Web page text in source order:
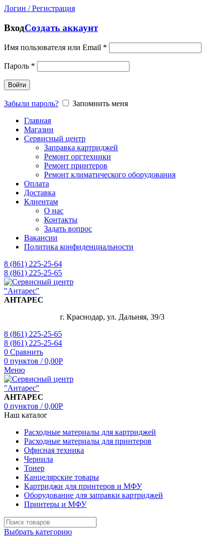
Логин / Регистрация
ВходСоздать аккаунт
Имя пользователя или Email *
Пароль *
Войти
Забыли пароль?
Запомнить меня
Главная
Магазин
Сервисный центр
Заправка картриджей
Ремонт оргтехники
Ремонт принтеров
Ремонт климатического оборудования
Оплата
Доставка
Клиентам
О нас
Контакты
Задать вопрос
Вакансии
Политика конфиденциальности
8 (861) 225-25-64
8 (861) 225-25-65
АНТАРЕС
г. Краснодар, ул. Дальняя, 39/3
8 (861) 225-25-65
8 (861) 225-25-64
0 Сравнить
0 пунктов / 0,00Р
Меню
АНТАРЕС
0 пунктов / 0,00Р
Наш каталог
Расходные материалы для картриджей
Расходные материалы для принтеров
Офисная техника
Чернила
Тонер
Канцелярские товары
Картриджи для принтеров и МФУ
Оборудование для заправки картриджей
Принтеры и МФУ
Выбрать категорию